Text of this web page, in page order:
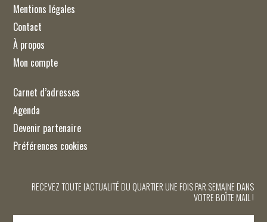
Mentions légales
Contact
À propos
Mon compte
Carnet d’adresses
Agenda
Devenir partenaire
Préférences cookies
RECEVEZ TOUTE L'ACTUALITÉ DU QUARTIER UNE FOIS PAR SEMAINE DANS
VOTRE BOÎTE MAIL !